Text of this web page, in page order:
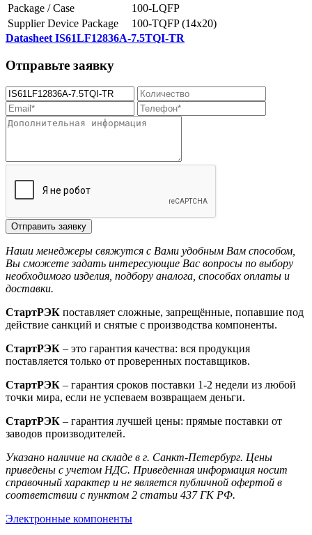
Package / Case
100-LQFP
Supplier Device Package
100-TQFP (14x20)
Datasheet IS61LF12836A-7.5TQI-TR
Отправьте заявку
Отправить заявку
Наши менеджеры свяжутся с Вами удобным Вам способом,
Вы сможете задать интересующие Вас вопросы по выбору
необходимого изделия, подбору аналога, способах оплаты и
доставки.
СтартРЭК поставляет сложные, запрещённые, попавшие под
действие санкций и снятые с производства компоненты.
СтартРЭК – это гарантия качества: вся продукция
поставляется только от проверенных поставщиков.
СтартРЭК – гарантия сроков поставки 1-2 недели из любой
точки мира, если не успеваем возвращаем деньги.
СтартРЭК – гарантия лучшей цены: прямые поставки от
заводов производителей.
Указано наличие на складе в г. Санкт-Петербург. Цены
приведены с учетом НДС. Приведенная информация носит
справочный характер и не является публичной офертой в
соответствии с пунктом 2 статьи 437 ГК РФ.
Электронные компоненты